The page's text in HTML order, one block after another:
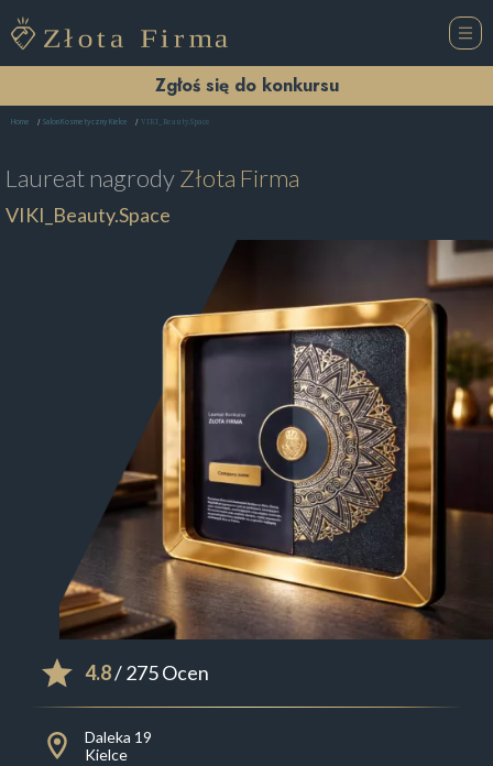
Zgłoś się do konkursu
Home Salon Kosmetyczny Kielce VIKI_Beauty.Space
Laureat nagrodyZłota Firma
VIKI_Beauty.Space
4.8/ 275 Ocen
Daleka 19
Kielce